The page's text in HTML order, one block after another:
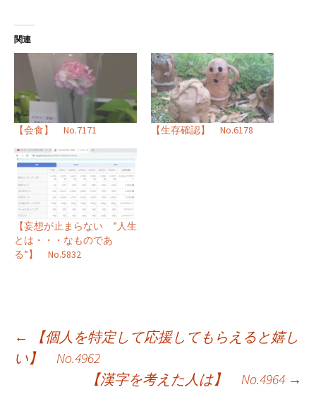
関連
【会食】 No.7171 【生存確認】 No.6178
【妄想が止まらない ”人生
とは・・・なものであ
る”】 No.5832
投
稿
←
【個人を特定して応援してもらえると嬉し
い】 No.4962
【漢字を考えた人は】 No.4964 →